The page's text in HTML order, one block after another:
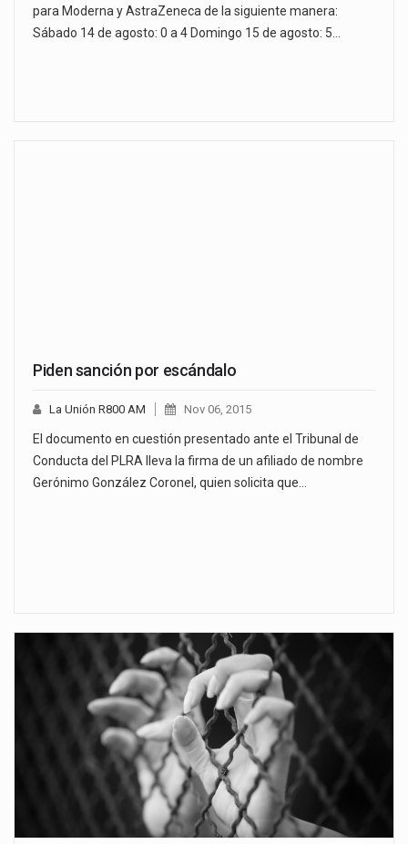
para Moderna y AstraZeneca de la siguiente manera:
Sábado 14 de agosto: 0 a 4 Domingo 15 de agosto: 5…
Piden sanción por escándalo
La Unión R800 AM Nov 06, 2015
El documento en cuestión presentado ante el Tribunal de
Conducta del PLRA lleva la firma de un afiliado de nombre
Gerónimo González Coronel, quien solicita que…